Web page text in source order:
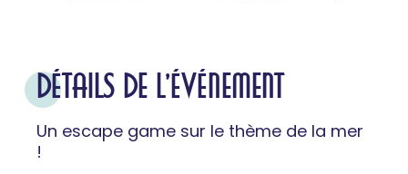
DÉTAILS DE L'ÉVÉNEMENT
Un escape game sur le thème de la mer
!